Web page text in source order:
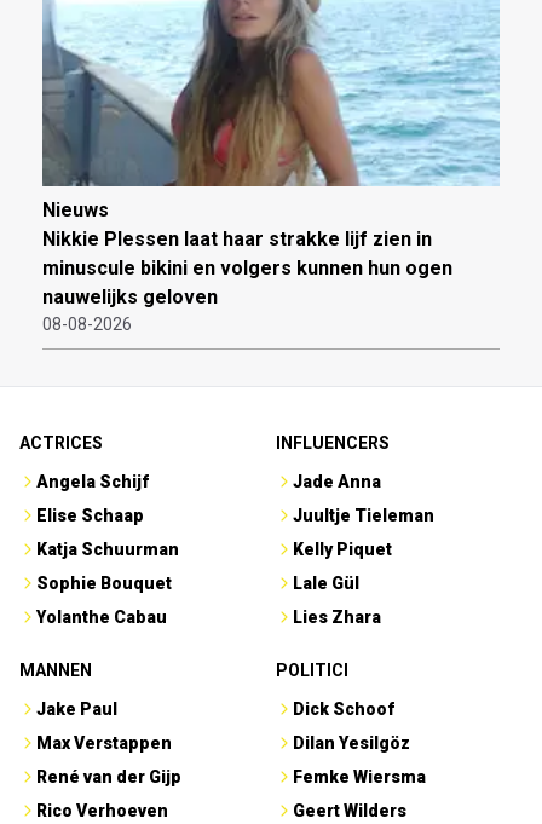
Nieuws
Nikkie Plessen laat haar strakke lijf zien in
minuscule bikini en volgers kunnen hun ogen
nauwelijks geloven
08-08-2026
ACTRICES
Angela Schijf
Elise Schaap
Katja Schuurman
Sophie Bouquet
Yolanthe Cabau
INFLUENCERS
Jade Anna
Juultje Tieleman
Kelly Piquet
Lale Gül
Lies Zhara
MANNEN
Jake Paul
Max Verstappen
René van der Gijp
Rico Verhoeven
POLITICI
Dick Schoof
Dilan Yesilgöz
Femke Wiersma
Geert Wilders